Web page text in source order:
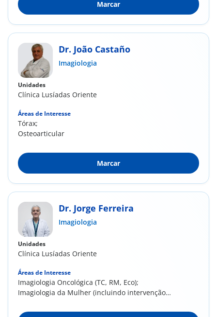
Marcar
Dr. João Castaño
Imagiologia
Unidades
Clínica Lusíadas Oriente
Áreas de Interesse
Tórax;
Osteoarticular
Marcar
Dr. Jorge Ferreira
Imagiologia
Unidades
Clínica Lusíadas Oriente
Áreas de Interesse
Imagiologia Oncológica (TC, RM, Eco);
Imagiologia da Mulher (incluindo intervenção